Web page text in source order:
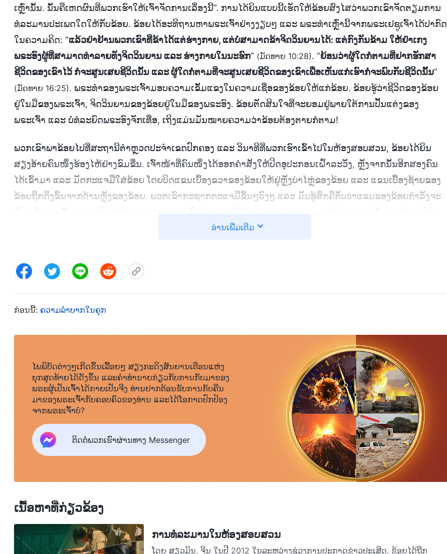
ເຫຼົ່ານັ້ນ. ນັ້ນຄືເຫດຜົນທີ່ພວກເຮົາໃຫ້ເຈົ້າຈັດການເລື່ອງນີ້”. ການໄດ້ຍິນແບບນີ້ເຮັດໃຫ້ຂ້ອຍສົງໄສວ່າພວກເຂົາຈັດຕຽມການ
ທໍລະມານປະເພດໃດໃຫ້ກັບຂ້ອຍ. ຂ້ອຍໄດ້ອະທິຖານຫາພຣະເຈົ້າຢ່າງງຽບໆ ແລະ ພຣະທຳເຫຼົ່ານີ້ຈາກພຣະເຢຊູເຈົ້າໄດ້ປາກົດ
ໃນຄວາມຄິດ: “ແລ້ວຢ່າຢ້ານພວກເຂົາທີ່ຂ້າໄດ້ແຕ່ຮ່າງກາຍ, ແຕ່ບໍ່ສາມາດຂ້າຈິດວິນຍານໄດ້: ແຕ່ກົງກັນຂ້າມ ໃຫ້ຢຳເກງ
ພຣະອົງຜູ້ທີ່ສາມາດທໍາລາຍທັງຈິດວິນຍານ ແລະ ຮ່າງກາຍໃນນະຮົກ” (ມັດທາຍ 10:28). “ຍ້ອນວ່າຜູ້ໃດກໍ່ຕາມທີ່ຢາກຮັກສາ
ຊີວິດຂອງເຂົາໄວ້ ກໍ່ຈະສູນເສຍຊີວິດນັ້ນ ແລະ ຜູ້ໃດກໍ່ຕາມທີ່ຈະສູນເສຍຊີວິດຂອງເຂົາເພື່ອເຫັນແກ່ເຮົາກໍ່ຈະພົບກັບຊີວິດນັ້ນ”
(ມັດທາຍ 16:25). ພຣະທຳຂອງພຣະເຈົ້າມອບຄວາມເຂັ້ມແຂງໃນຄວາມເຊື່ອຂອງຂ້ອຍໃຫ້ແກ່ຂ້ອຍ. ຂ້ອຍຮູ້ວ່າຊີວິດຂອງຂ້ອຍ
ຢູ່ໃນມືຂອງພຣະເຈົ້າ, ຈິດວິນຍານຂອງຂ້ອຍຢູ່ໃນມືຂອງພຣະອົງ. ຂ້ອຍຕັດສິນໃຈທີ່ຈະຍອມຢູ່ພາຍໃຕ້ການປັ້ນແຕ່ງຂອງ
ພຣະເຈົ້າ ແລະ ບໍ່ທໍລະຍົດພຣະອົງຈັກເທື່ອ, ເຖິງແມ່ນມັນໝາຍຄວາມວ່າຂ້ອຍຕ້ອງຕາຍກໍຕາມ!
ພວກເຂົາພາຂ້ອຍໄປທີ່ສະຖານີຕໍາຫຼວດປະຈຳເຂດປົກຄອງ ແລະ ວິນາທີທີ່ພວກເຮົາເຂົ້າໄປໃນຫ້ອງສອບສວນ, ຂ້ອຍໄດ້ຍິນ
ສຽງອ້າຍຄົນໜຶ່ງຮ້ອງໄຫ້ຢ່າງຂົມຂື່ນ. ເຈົ້າໜ້າທີ່ຄົນໜຶ່ງໄດ້ອອກຄຳສັ່ງໃຫ້ປິດອຸປະກອນເຝົ້າລະວັງ, ຫຼັງຈາກນັ້ນອີກສອງຄົນ
ໄດ້ເຂົ້າມາ ແລະ ມັດກະແຈມືໃສ່ຂ້ອຍ ໂດຍບິດແຂນເບື້ອງຂວາຂອງຂ້ອຍໃຫ້ຢູ່ຫຼັງບ່າໄຫຼ່ຂອງຂ້ອຍ ແລະ ແຂນເບື້ອງຊ້າຍຂອງ
ຂ້ອຍຖືກດຶງຂຶ້ນຈາກດ້ານຫຼັງຂອງຂ້ອຍ. ພວກເຂົາກະຊາກກະແຈມືຂຶ້ນໆລົງໆ ແລະ ມັນຮູ້ສຶກຄືກັບວ່າແຂນຂອງຂ້ອຍກໍາລັງຈະ
ຮູ້ສຶກຄືກັບວ່າແຂນຂອງຂ້ອຍຖືກຫັກອອກຈາກກັນ. ມັນເຈັບປວດຫຼາຍຈົນເຫື່ອໄຫຼລົງຕາມໜ້າຂອງຂ້ອຍ. ເຈົ້າໜ້າທີ່ຄົນໜຶ່ງໄດ້
ຢາງອາຍຂອງພວກເຂົາທັງສິ້ນ. ຂ້ອຍບໍ່ເຄີຍຈິນຕະນາການວ່າຈະມີແມ່ນຫຍັງທີ່ເປັນຕາຂີ້ດຽດອອກມາຈາກປາກຂອງເຈົ້າໜ້າທີ່
ຕໍາຫຼວດ. ພວກເຂົາຕ້ອຍຕໍ່າກວ່າສັດຮ້າຍ! ຫຼັງຈາກນັ້ນ ໜຶ່ງໃນພວກເຂົາກໍ່ເວົ້າວ່າ, “ຢ່າຟ້າວສອບສວນເລື່ອງນີ້. ລາວຈະ
ຕ້ອງການຢາກບອກພວກເຮົາໃຈຈະຂາດກ່ຽວກັບສິ່ງທີ່ລາວຮູ້ໃນທີ່ສຸດ. ນັບຕັ້ງແຕ່ຕອນນີ້, ຢ່າໃຫ້ລາວກິນເຂົ້າ, ນອນ ຫຼື ໃຊ້
ເຖິງແມ່ນວ່າພວກມັນຖືກກະແຈມືຮັດຕິດໃນລາງໂລຫະທີ່ສູງສໍ່າແອວ. ຂ້ອຍບໍ່ສາມາດຄຸເຂົ່າລົງ ຫຼື ຢືນຂຶ້ນໄດ້ ແລະ ຫຼັງ ແລະ
ໃນອີກບໍ່ດົນຂາຂອງຂ້ອຍກໍ່ເລີ່ມເຈັບ. ພວກເຂົາບໍ່ຍອມໃຫ້ຂ້ອຍນອນ ຫຼື ແມ່ນແຕ່ປິດຕາຂອງຂ້ອຍ. ໃນຊ່ວງເວລາທີ່ຕາຂອງຂ້ອຍ
ເລີ່ມຫຼັບ, ຕຳຫຼວດຈະຕົບໂຕະ, ເຕະຕັ່ງ ຫຼື ຕີລາງໂລຫະ. ຖ້າບໍ່ດັ່ງນັ້ນ, ພວກເຂົາກໍ່ຈະຮ້ອງໃສ່ຫູຂອງຂ້ອຍ ຫຼື ສົ່ງສຽງດັງແປກໆ
ທຸກຮູບແບບເພື່ອເຮັດໃຫ້ຂ້ອຍຢ້ານ. ສິ່ງນີ້ເຮັດໃຫ້ຂ້ອຍຕົກຢູ່ໃນສະພາວະທີ່ຕື່ນຕົວສູງ ແລະ ຂ້ອຍບໍ່ສາມາດຊອກຫາຄວາມ
ສະຫງົບໄດ້ໃນຊ່ວງເວລາໃດໜຶ່ງ. ຂ້ອຍໄດ້ອະທິຖານຢ່າງງຽບໆ ແລະ ຮ້ອງຫາພຣະເຈົ້າຢ່າງບໍ່ຢຸດ ແລະ ຫຼັງຈາກນັ້ນກໍ່ໄດ້ຄິດ
ເຖິງສິ່ງນີ້ໃນພຣະທຳຂອງພຣະເຈົ້າອົງຊົງລິດທານຸພາບສູງສຸດ: “
ເຈົ້າຕ້ອງທົນທຸກກັບຄວາມຍາກລຳຍາກເພື່ອຄວາມຈິງ, ເຈົ້າຕ້ອງ
ອົດກັ້ນຕໍ່ຄວາມອັບອາຍຂາຍໜ້າເພື່ອຄວາມຈິງ ແລະ ເພື່ອທີ່ຈະຮັບເອົາຄວາມຈິງຫຼາຍຍິ່ງຂຶ້ນ ເຈົ້າຕ້ອງຜ່ານການທົນທຸກທີ່ຫຼາຍ
ຂຶ້ນ. ນີ້ແມ່ນສິ່ງທີ່ເຈົ້າຄວນເຮັດ
(ພຣະທຳ, ເຫຼັ້ມທີ 1. ການປາກົດຕົວ ແລະ ພາລະກິດຂອງພຣະເຈົ້າ. ປະສົບການຂອງເປໂຕ: ຄວາມຮູ້ຂອງ
ເພິ່ນກ່ຽວກັບການຕີສອນ ແລະ ການພິພາກສາ)
. ພຣະທຳຂອງພຣະເຈົ້າເຮັດໄດ້ມອບຄວາມເຊື່ອໃຫ້ແກ່ຂ້ອຍ. ການທົນທຸກແມ່ນ
ຫຍັງກໍ່ຕາມ ກໍ່ຄຸ້ມຄ່າທີ່ຈະໄດ້ຮັບຄວາມຈິງ ແລະ ຂ້ອຍຕ້ອງຍຶດໝັ້ນຢູ່ກັບມັນ, ບໍ່ວ່າຂ້ອຍຈະທົນທຸກສໍ່າໃດກໍ່ຕາມ. ຂ້ອຍຕັ້ງໃຈທີ່
ຈະຢືນເປັນພະຍານ ແລະ ເຮັດໃຫ້ຊາຕານອັບອາຍ.
ໃນຕອນເຊົ້າມື້ຕໍ່ມາ, ເຈົ້າໜ້າທີ່ຫົກ ຫຼື ເຈັດຄົນໄດ້ມາຖາມຂ້ອຍກ່ຽວກັບສະຖານທີ່ຕັ້ງຂອງກອງທຶນຂອງຄຣິດຕະຈັກ ແລະ ຜູ້ໃດ
ເປັນຜູ້ນຳຂັ້ນເທິງ. ພວກເຂົາຕົບຂ້ອຍຢ່າງໂຫດຮ້າຍເມື່ອຂ້ອຍຈະບໍ່ບອກຫຍັງຕໍາພວກເຂົາ. ທັນທີຫຼັງຈາກທີ່ພວກເຂົາຈາກໄປ,
ອ່ານເພີ່ມເຕີມ
ກ່ອນນີ້: ຄວາມລຳບາກໃນຄຸກ
ໄພພິບັດຕ່າງໆເກີດຂຶ້ນເລື້ອຍໆ ສຽງກະດິງສັນຍານເຕືອນແຫ່ງ
ຍຸກສຸດທ້າຍໄດ້ດັງຂຶ້ນ ແລະຄໍາທໍານາຍກ່ຽວກັບການກັບມາຂອງ
ພຣະຜູ້ເປັນເຈົ້າໄດ້ກາຍເປັນຈີງ ທ່ານຢາກຕ້ອນຮັບການກັບຄືນ
ມາຂອງພຣະເຈົ້າກັບຄອບຄົວຂອງທ່ານ ແລະໄດ້ໂອກາດປົກປ້ອງ
ຈາກພຣະເຈົ້າບໍ?
ຕິດຕໍ່ພວກເຮົາຜ່ານທາງ Messenger
ເນື້ອຫາທີ່ກ່ຽວຂ້ອງ
ການທໍລະມານໃນຫ້ອງສອບສວນ
ໂດຍ ສຽວມິນ, ຈີນ ໃນປີ 2012 ໃນລະຫວ່າງຊ່ວງການປະກາດຂ່າວປະເສີດ, ຂ້ອຍໄດ້ຖືກ